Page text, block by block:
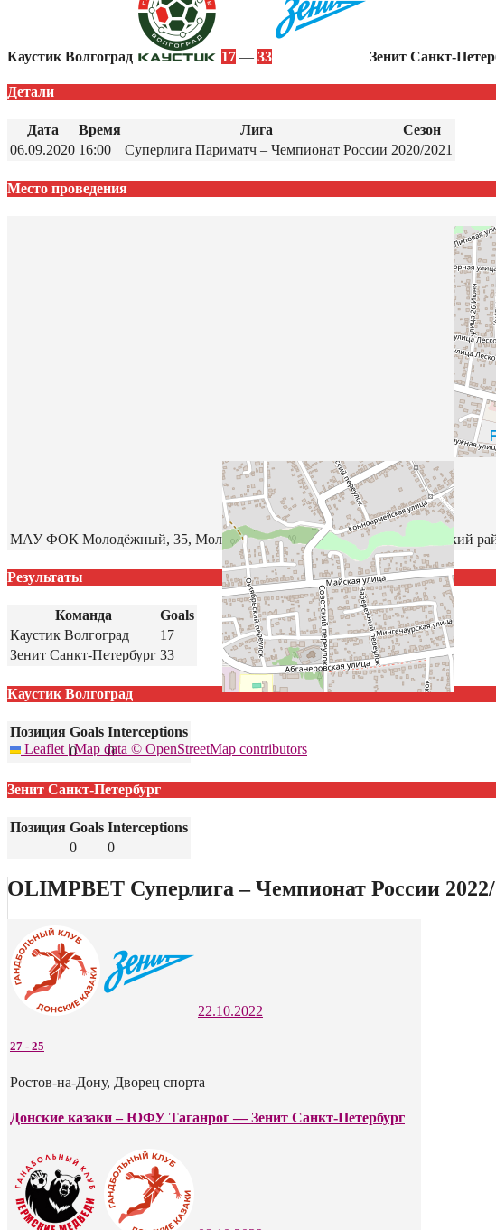
Каустик Волгоград 17 — 33 Зенит Санкт-
Детали
Дата Время Лига
Сезон
06.09.2020 16:00 Суперлига Париматч – Чемпионат России 2020/2021
Место проведения
Leaflet |Map data © OpenStreetMap contributors
МАУ ФОК Молодёжный, 35, Молодёжная улица, Павловский, Кировский
Результаты
Команда
Goals
Каустик Волгоград
17
Зенит Санкт-Петербург 33
Каустик Волгоград
Позиция Goals Interceptions
0
0
Зенит Санкт-Петербург
Позиция Goals Interceptions
0
0
OLIMPBET Суперлига – Чемпионат России
22.10.2022
27 - 25
Ростов-на-Дону, Дворец спорта
Донские казаки – ЮФУ Таганрог — Зенит Санкт-Петербург